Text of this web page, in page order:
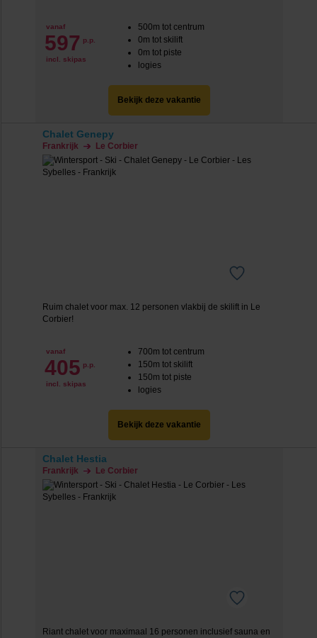
vanaf
597 p.p.
incl. skipas
500m tot centrum
0m tot skilift
0m tot piste
logies
Bekijk deze vakantie
Chalet Genepy
Frankrijk Le Corbier
Ruim chalet voor max. 12 personen vlakbij de skilift in Le
Corbier!
vanaf
405 p.p.
incl. skipas
700m tot centrum
150m tot skilift
150m tot piste
logies
Bekijk deze vakantie
Chalet Hestia
Frankrijk Le Corbier
Riant chalet voor maximaal 16 personen inclusief sauna en